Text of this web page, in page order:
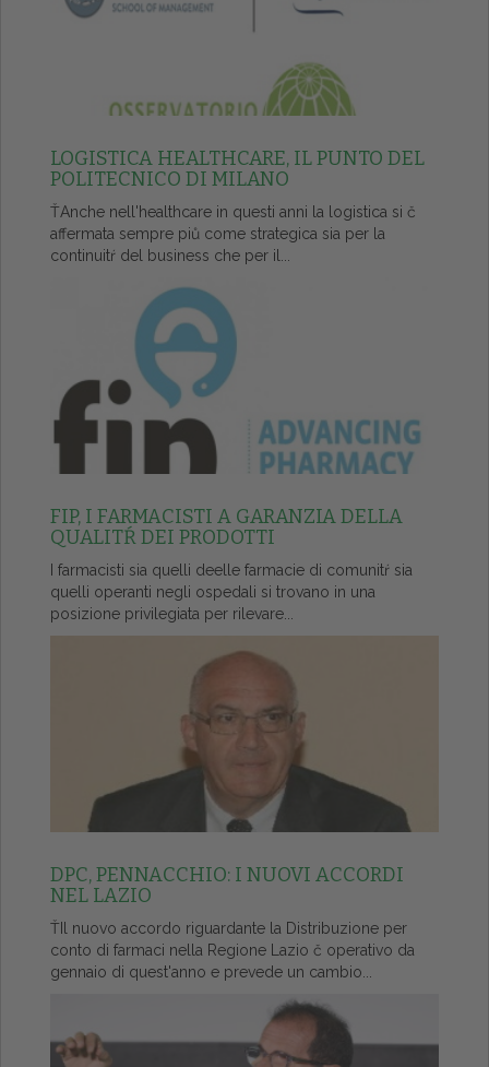
LOGISTICA HEALTHCARE, IL PUNTO DEL
POLITECNICO DI MILANO
ŤAnche nell'healthcare in questi anni la logistica si č
affermata sempre piů come strategica sia per la
continuitŕ del business che per il...
FIP, I FARMACISTI A GARANZIA DELLA
QUALITŔ DEI PRODOTTI
I farmacisti sia quelli deelle farmacie di comunitŕ sia
quelli operanti negli ospedali si trovano in una
posizione privilegiata per rilevare...
DPC, PENNACCHIO: I NUOVI ACCORDI
NEL LAZIO
ŤIl nuovo accordo riguardante la Distribuzione per
conto di farmaci nella Regione Lazio č operativo da
gennaio di quest'anno e prevede un cambio...